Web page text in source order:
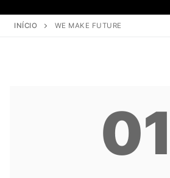
INÍCIO WE MAKE FUTURE
01